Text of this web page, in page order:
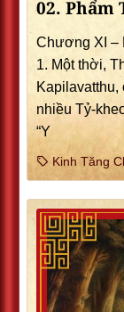
02. Phẩm
Chương XI –
1. Một thời,
nhiều Tỷ-
“Y
Kinh Tăng